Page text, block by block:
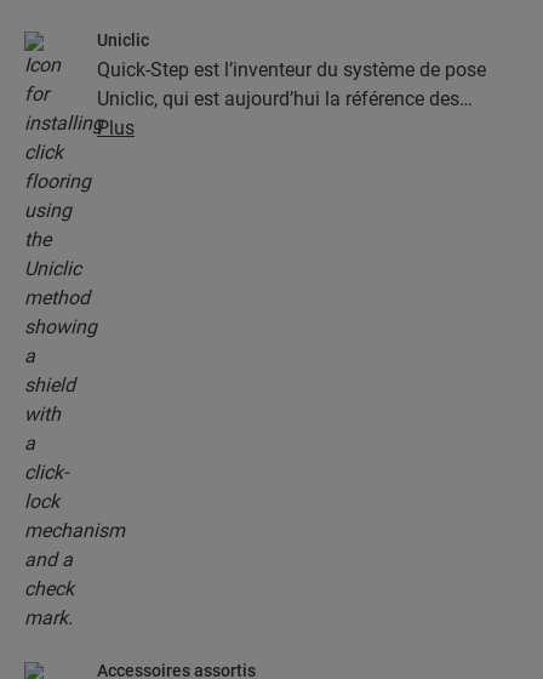
Uniclic
Quick-Step est l’inventeur du système de pose
Uniclic, qui est aujourd’hui la référence des
systèmes de pose par encliquetage. Utilisez le
Plus
Accessoires assortis